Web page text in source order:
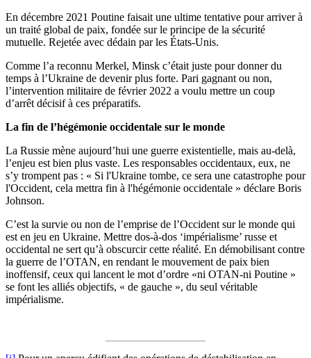
En décembre 2021 Poutine faisait une ultime tentative pour arriver à
un traité global de paix, fondée sur le principe de la sécurité
mutuelle. Rejetée avec dédain par les États-Unis.
Comme l’a reconnu Merkel, Minsk c’était juste pour donner du
temps à l’Ukraine de devenir plus forte. Pari gagnant ou non,
l’intervention militaire de février 2022 a voulu mettre un coup
d’arrêt décisif à ces préparatifs.
La fin de l’hégémonie occidentale sur le monde
La Russie mène aujourd’hui une guerre existentielle, mais au-delà,
l’enjeu est bien plus vaste. Les responsables occidentaux, eux, ne
s’y trompent pas : « Si l'Ukraine tombe, ce sera une catastrophe pour
l'Occident, cela mettra fin à l'hégémonie occidentale » déclare Boris
Johnson.
C’est la survie ou non de l’emprise de l’Occident sur le monde qui
est en jeu en Ukraine. Mettre dos-à-dos ‘impérialisme’ russe et
occidental ne sert qu’à obscurcir cette réalité. En démobilisant contre
la guerre de l’OTAN, en rendant le mouvement de paix bien
inoffensif, ceux qui lancent le mot d’ordre «ni OTAN-ni Poutine »
se font les alliés objectifs, « de gauche », du seul véritable
impérialisme.